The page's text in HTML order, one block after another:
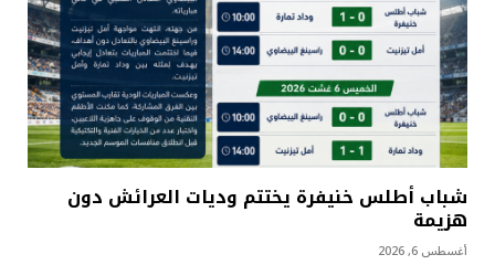
شباب أطلس خنيفرة يختتم وديات العرائش دون
هزيمة
أغسطس 6, 2026